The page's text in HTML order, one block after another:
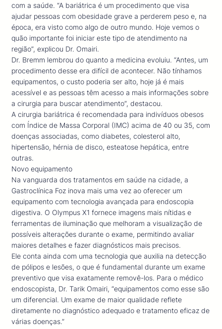
com a saúde. “A bariátrica é um procedimento que visa
ajudar pessoas com obesidade grave a perderem peso e, na
época, era visto como algo de outro mundo. Hoje vemos o
quão importante foi iniciar este tipo de atendimento na
região”, explicou Dr. Omairi.
Dr. Bremm lembrou do quanto a medicina evoluiu. “Antes, um
procedimento desse era difícil de acontecer. Não tínhamos
equipamentos, o custo poderia ser alto, hoje já é mais
acessível e as pessoas têm acesso a mais informações sobre
a cirurgia para buscar atendimento”, destacou.
A cirurgia bariátrica é recomendada para indivíduos obesos
com Índice de Massa Corporal (IMC) acima de 40 ou 35, com
doenças associadas, como diabetes, colesterol alto,
hipertensão, hérnia de disco, esteatose hepática, entre
outras.
Novo equipamento
Na vanguarda dos tratamentos em saúde na cidade, a
Gastroclínica Foz inova mais uma vez ao oferecer um
equipamento com tecnologia avançada para endoscopia
digestiva. O Olympus X1 fornece imagens mais nítidas e
ferramentas de iluminação que melhoram a visualização de
possíveis alterações durante o exame, permitindo avaliar
maiores detalhes e fazer diagnósticos mais precisos.
Ele conta ainda com uma tecnologia que auxilia na detecção
de pólipos e lesões, o que é fundamental durante um exame
preventivo que visa exatamente removê-los. Para o médico
endoscopista, Dr. Tarik Omairi, “equipamentos como esse são
um diferencial. Um exame de maior qualidade reflete
diretamente no diagnóstico adequado e tratamento eficaz de
várias doenças.”